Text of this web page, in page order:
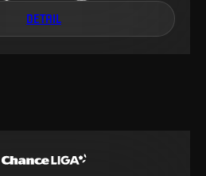
DETAIL